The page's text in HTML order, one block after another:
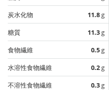
炭水化物
11.8g
糖質
11.3g
食物繊維
0.5g
水溶性食物繊維
0.2g
不溶性食物繊維
0.3g